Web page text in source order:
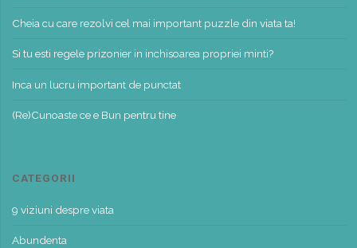
Cheia cu care rezolvi cel mai important puzzle din viata ta!
Si tu esti regele prizonier in inchisoarea propriei minti?
Inca un lucru important de punctat
(Re)Cunoaste ce e Bun pentru tine
CATEGORII
9 viziuni despre viata
Abundenta